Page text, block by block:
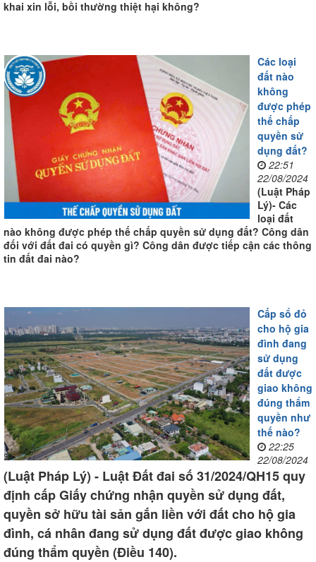
khai xin lỗi, bồi thường thiệt hại không?
Các loại
đất nào
không
được phép
thế chấp
quyền sử
dụng đất?
22:51
22/08/2024
(Luật Pháp
Lý)- Các
loại đất
nào không được phép thế chấp quyền sử dụng đất? Công dân
đối với đất đai có quyền gì? Công dân được tiếp cận các thông
tin đất đai nào?
Cấp sổ đỏ
cho hộ gia
đình đang
sử dụng
đất được
giao không
đúng thẩm
quyền như
thế nào?
22:25
22/08/2024
(Luật Pháp Lý) - Luật Đất đai số 31/2024/QH15 quy
định cấp Giấy chứng nhận quyền sử dụng đất,
quyền sở hữu tài sản gắn liền với đất cho hộ gia
đình, cá nhân đang sử dụng đất được giao không
đúng thẩm quyền (Điều 140).